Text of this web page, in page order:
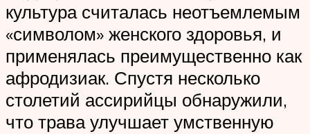
культура считалась неотъемлемым
«символом» женского здоровья, и
применялась преимущественно как
афродизиак. Спустя несколько
столетий ассирийцы обнаружили,
что трава улучшает умственную